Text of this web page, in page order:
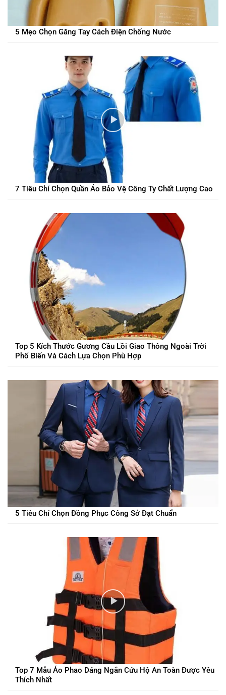
5 Mẹo Chọn Găng Tay Cách Điện Chống Nước
7 Tiêu Chí Chọn Quần Áo Bảo Vệ Công Ty Chất Lượng Cao
Top 5 Kích Thước Gương Cầu Lồi Giao Thông Ngoài Trời
Phổ Biến Và Cách Lựa Chọn Phù Hợp
5 Tiêu Chí Chọn Đồng Phục Công Sở Đạt Chuẩn
Top 7 Mẫu Áo Phao Dáng Ngắn Cứu Hộ An Toàn Được Yêu
Thích Nhất